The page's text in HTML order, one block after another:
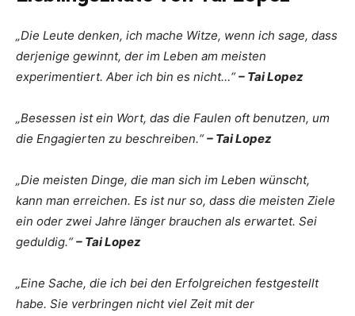
„Die Leute denken, ich mache Witze, wenn ich sage, dass
derjenige gewinnt, der im Leben am meisten
experimentiert. Aber ich bin es nicht…“– Tai Lopez
„Besessen ist ein Wort, das die Faulen oft benutzen, um
die Engagierten zu beschreiben.“– Tai Lopez
„Die meisten Dinge, die man sich im Leben wünscht,
kann man erreichen. Es ist nur so, dass die meisten Ziele
ein oder zwei Jahre länger brauchen als erwartet. Sei
geduldig.“– Tai Lopez
„Eine Sache, die ich bei den Erfolgreichen festgestellt
habe. Sie verbringen nicht viel Zeit mit der